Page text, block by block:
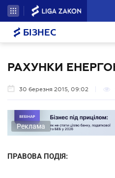
БІЗНЕС
РАХУНКИ
30 березня 2015, 09:02
Реклама
ПРАВОВА ПОДІЯ: